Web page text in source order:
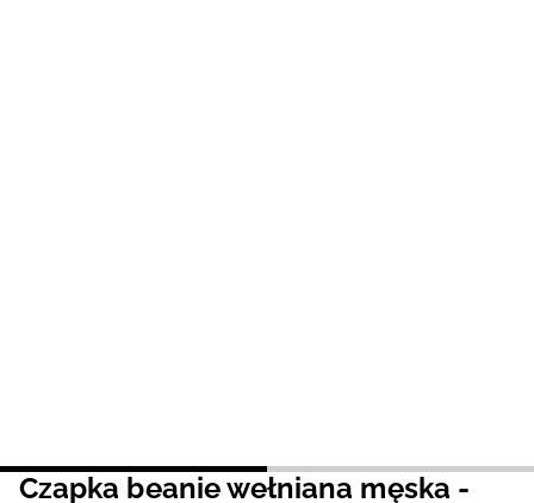
Czapka beanie wełniana męska -